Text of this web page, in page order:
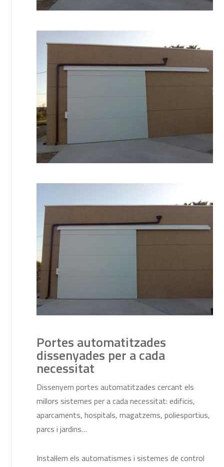
Portes automatitzades
dissenyades per a cada
necessitat
Dissenyem portes automatitzades cercant els
millors sistemes per a cada necessitat: edificis,
aparcaments, hospitals, magatzems, poliesportius,
parcs i jardins…
Instal·lem els automatismes i sistemes de control